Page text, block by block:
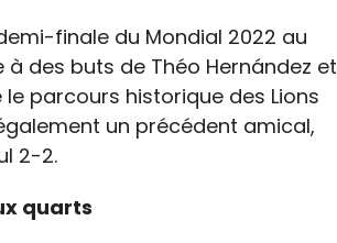
finale du Mondial 2022 au
des buts de Théo Hernández et
parcours historique des Lions
un précédent amical,
2-2.
quarts